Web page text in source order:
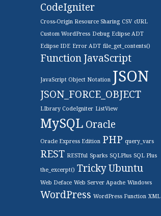
CodeIgniter
Cross-Origin Resource Sharing CSV cURL
Custom WordPress Debug Eclipse ADT
Eclipse IDE Error ADT file_get_contents()
FunctionJavaScript
JavaScript Object Notation JSON
JSON_FORCE_OBJECT
LIbrary CodeIgniter ListView
MySQL Oracle
Oracle Express Edition PHP query_vars
REST RESTful Sparks SQLPlus SQL Plus
the_excerpt() TrickyUbuntu
Web Deface Web Server Apache Windows
WordPress WordPress Function XML